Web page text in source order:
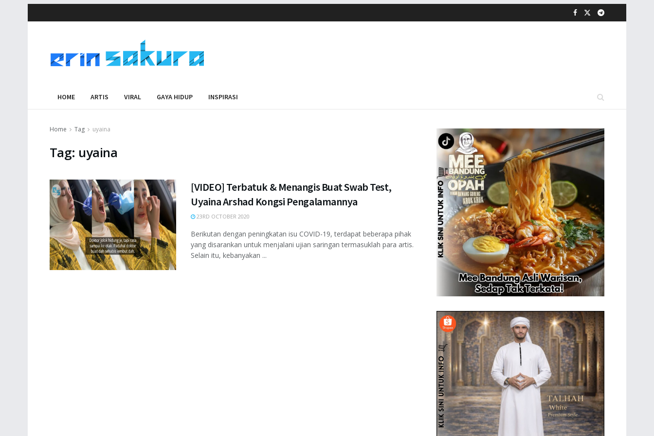
HOME ARTIS VIRAL GAYA HIDUP INSPIRASI
Home Tag uyaina
Tag: uyaina
[VIDEO] Terbatuk & Menangis Buat Swab Test,
Uyaina Arshad Kongsi Pengalamannya
23RD OCTOBER 2020
Berikutan dengan peningkatan isu COVID-19, terdapat beberapa pihak
yang disarankan untuk menjalani ujian saringan termasuklah para artis.
Selain itu, kebanyakan ...